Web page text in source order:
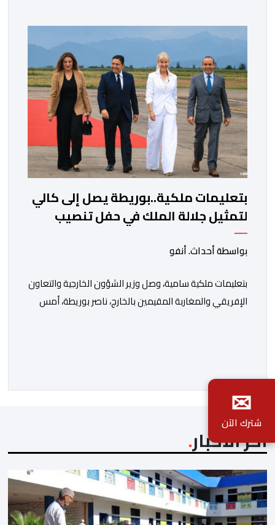
خلفية اتهامات سبق أن وجهها هذا الأخير إلى حزب ” البام ”
وربطه بملف المخدرات.المنصوري أكدت أن بنكيران ” ما غير
اليوم […]
بتعليمات ملكية..بوريطة يصل إلى كالي
لتمثيل جلالة الملك في حفل تنصيب
الرئيس الكولومبي الجديد
بواسطة أحداث. أنفو
بتعليمات ملكية سامية، وصل وزير الشؤون الخارجية والتعاون
الإفريقي والمغاربة المقيمين بالخارج، ناصر بوريطة، أمس
تورو، وعمدة سانتياغو دي كالي، السيد ألفارو أليخاندرو […]
آخر الأخبار
✉
شترك الآن